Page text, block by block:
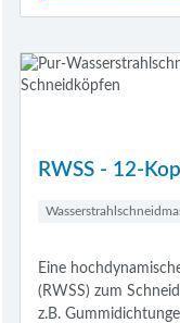
RWSS - 12-
Eine
(RWSS) zum
z.B.